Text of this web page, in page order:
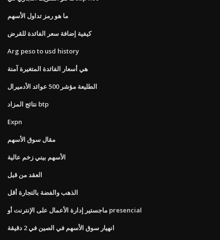
ما هو رمز تداول الأسهم
كيفية إضافة سعر الفائدة للقرض
Arg peso to usd history
هي أسعار الفائدة المتغيرة آمنة
الطليعة مؤشر 500 عوائد الأدميرال
نتائج المزاد btp
Expn
مقال سوق الأسهم
الأسهم بيني زخم عالية
العقد من قبل
الذهب والفضة بالتجارة أقل
ماجستير إدارة الأعمال على الإنترنت أو presencial
انهيار سوق الأسهم في الصين في 2 دقيقة